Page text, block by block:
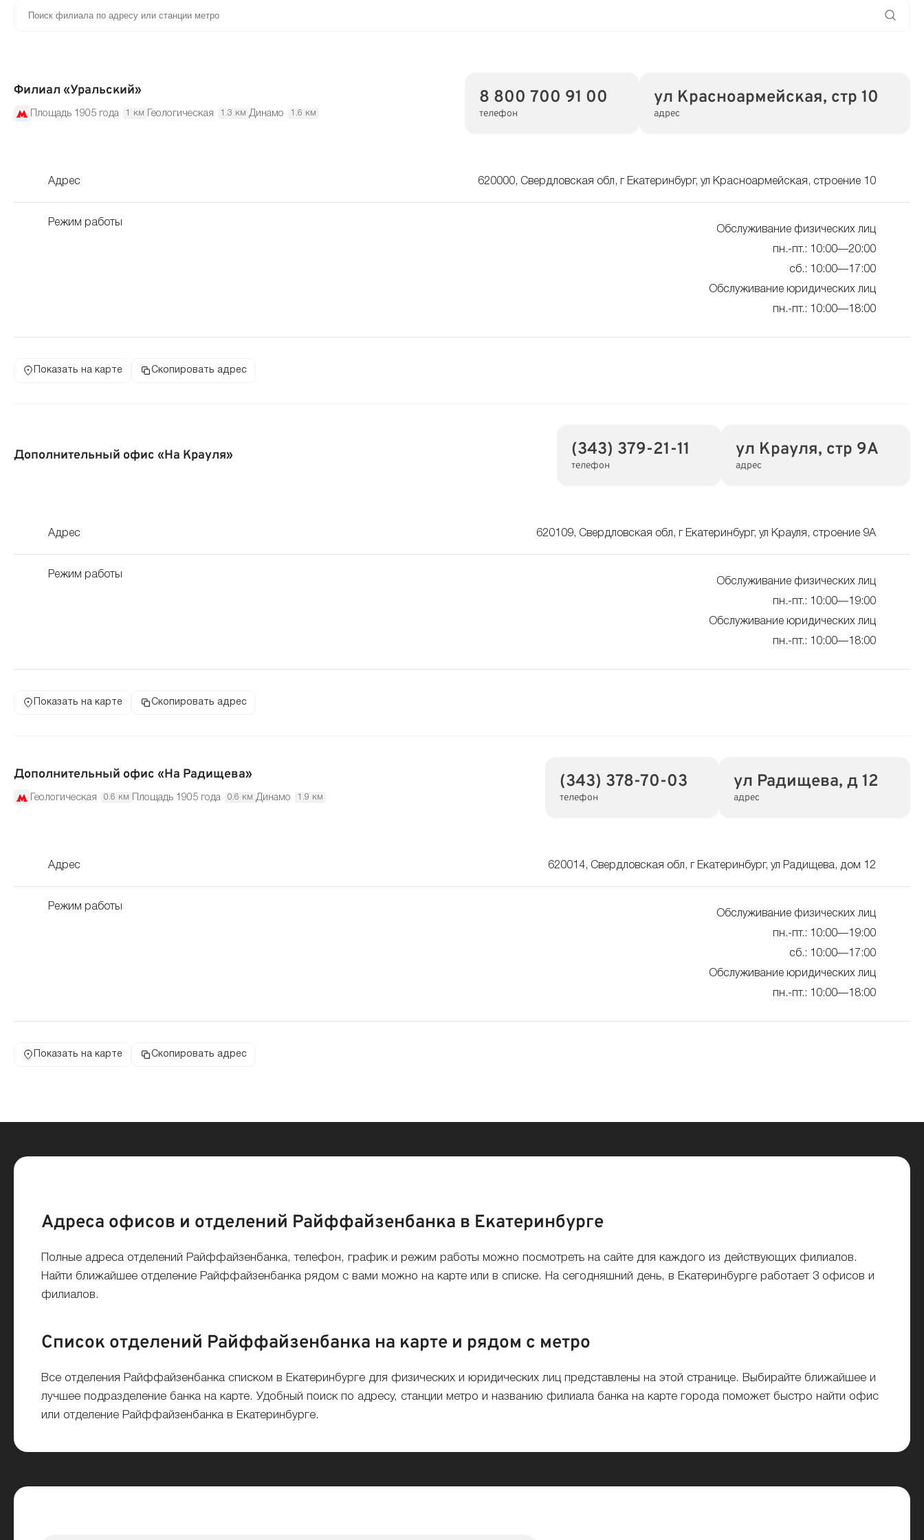
Филиал «Уральский»
Площадь 1905 года 1 км Геологическая 1.3 км Динамо 1.6 км
8 800 700 91 00
телефон
ул Красноармейская, стр 10
адрес
Адрес 620000, Свердловская обл, г Екатеринбург, ул Красноармейская, строение 10
Режим работы
Обслуживание физических лиц
пн.-пт.: 10:00—20:00
сб.: 10:00—17:00
Обслуживание юридических лиц
пн.-пт.: 10:00—18:00
Показать на карте Скопировать адрес
Дополнительный офис «На Крауля» (343) 379-21-11
телефон
ул Крауля, стр 9А
адрес
Адрес 620109, Свердловская обл, г Екатеринбург, ул Крауля, строение 9А
Режим работы
Обслуживание физических лиц
пн.-пт.: 10:00—19:00
Обслуживание юридических лиц
пн.-пт.: 10:00—18:00
Показать на карте Скопировать адрес
Дополнительный офис «На Радищева»
Геологическая 0.6 км Площадь 1905 года 0.6 км Динамо 1.9 км
(343) 378-70-03
телефон
ул Радищева, д 12
адрес
Адрес 620014, Свердловская обл, г Екатеринбург, ул Радищева, дом 12
Режим работы
Обслуживание физических лиц
пн.-пт.: 10:00—19:00
сб.: 10:00—17:00
Обслуживание юридических лиц
пн.-пт.: 10:00—18:00
Показать на карте Скопировать адрес
Адреса офисов и отделений Райффайзенбанка в Екатеринбурге
Полные адреса отделений Райффайзенбанка, телефон, график и режим работы можно посмотреть на сайте для каждого из действующих филиалов.
Найти ближайшее отделение Райффайзенбанка рядом с вами можно на карте или в списке. На сегодняшний день, в Екатеринбурге работает 3 офисов и
филиалов.
Список отделений Райффайзенбанка на карте и рядом с метро
Все отделения Райффайзенбанка списком в Екатеринбурге для физических и юридических лиц представлены на этой странице. Выбирайте ближайшее и
лучшее подразделение банка на карте. Удобный поиск по адресу, станции метро и названию филиала банка на карте города поможет быстро найти офис
или отделение Райффайзенбанка в Екатеринбурге.